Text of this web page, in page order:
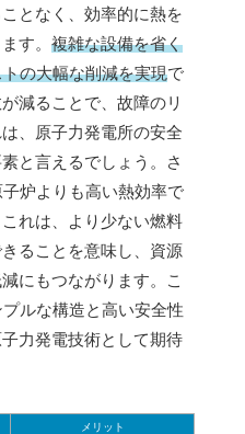
となく、効率的に熱を
す。 複雑な設備を省く
の大幅な削減を実現で
減ることで、故障のリ
、原子力発電所の安全
と言えるでしょう。さ
炉よりも高い熱効率で
れは、より少ない燃料
ることを意味し、資源
にもつながります。こ
ルな構造と高い安全性
力発電技術として期待
メリット